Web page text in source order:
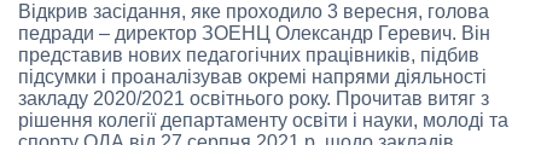
Відкрив засідання, яке проходило 3 вересня, голова
педради – директор ЗОЕНЦ Олександр Геревич. Він
представив нових педагогічних працівників, підбив
підсумки і проаналізував окремі напрями діяльності
закладу 2020/2021 освітнього року. Прочитав витяг з
рішення колегії департаменту освіти і науки, молоді та